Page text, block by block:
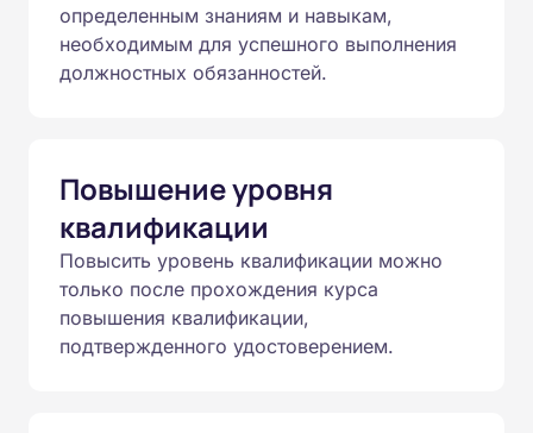
определенным знаниям и навыкам,
необходимым для успешного выполнения
должностных обязанностей.
Повышение уровня
квалификации
Повысить уровень квалификации можно
только после прохождения курса
повышения квалификации,
подтвержденного удостоверением.